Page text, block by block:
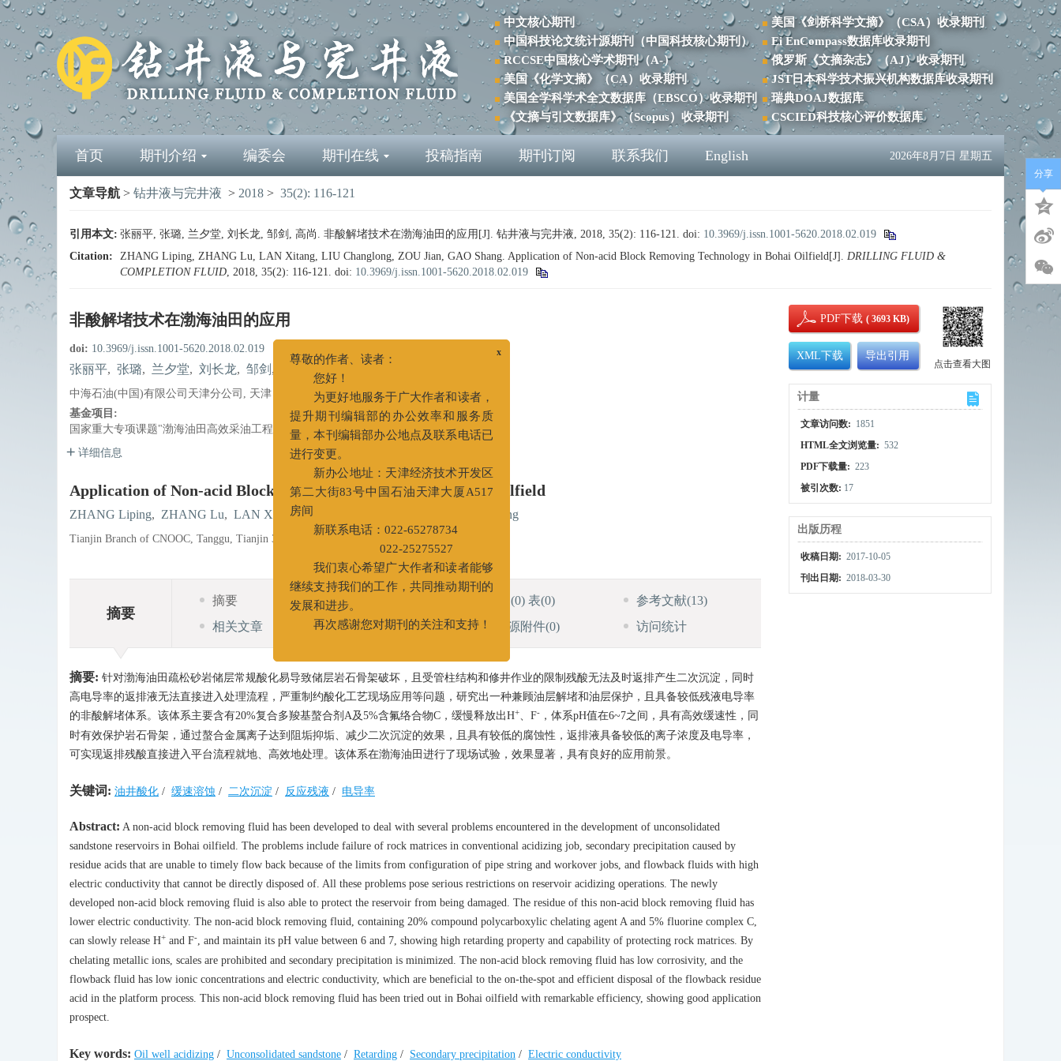
中文核心期刊
中国科技论文统计源期刊（中国科技核心期刊）
RCCSE中国核心学术期刊（A-）
美国《化学文摘》（CA）收录期刊
美国全学科学术全文数据库（EBSCO）收录期刊
《文摘与引文数据库》（Scopus）收录期刊
美国《剑桥科学文摘》（CSA）收录期刊
Ei EnCompass数据库收录期刊
俄罗斯《文摘杂志》（AJ）收录期刊
JST日本科学技术振兴机构数据库收录期刊
瑞典DOAJ数据库
CSCIED科技核心评价数据库
首页 期刊介绍 编委会 期刊在线 投稿指南 期刊订阅 联系我们 English 2026年8月7日 星期五
文章导航 > 钻井液与完井液 > 2018 > 35(2): 116-121
引用本文: 张丽平, 张璐, 兰夕堂, 刘长龙, 邹剑, 高尚. 非酸解堵技术在渤海油田的应用[J]. 钻井液与完井液, 2018, 35(2): 116-121. doi: 10.3969/j.issn.1001-5620.2018.02.019
Citation:
ZHANG Liping, ZHANG Lu, LAN Xitang, LIU Changlong, ZOU Jian, GAO Shang. Application of Non-acid Block Removing Technology in Bohai Oilfield[J]. DRILLING FLUID &
COMPLETION FLUID, 2018, 35(2): 116-121. doi: 10.3969/j.issn.1001-5620.2018.02.019
非酸解堵技术在渤海油田的应用
doi: 10.3969/j.issn.1001-5620.2018.02.019
张丽平, 张璐, 兰夕堂, 刘长龙, 邹剑 , 高尚
中海石油(中国)有限公司天津分公司, 天津 300452
基金项目:
国家重大专项课题"渤海油田高效采油工程及配套技术示范"（2016ZX05058003）。
详细信息
Application of Non-acid Block Removing Technology in Bohai Oilfield
ZHANG Liping, ZHANG Lu, LAN Xitang, LIU Changlong GAO Shang
Tianjin Branch of CNOOC, Tanggu, Tianjin 300452
摘要
摘要 (0) 表(0) 参考文献(13)
相关文章
施引文献(17) 资源附件(0) 访问统计
摘要: 针对渤海油田疏松砂岩储层常规酸化易导致储层岩石骨架破坏，且受管柱结构和修井作业的限制残酸无法及时返排产生二次沉淀，同时
高电导率的返排液无法直接进入处理流程，严重制约酸化工艺现场应用等问题，研究出一种兼顾油层解堵和油层保护，且具备较低残液电导率
的非酸解堵体系。该体系主要含有20%复合多羧基螯合剂A及5%含氟络合物C，缓慢释放出H+、F- ，体系pH值在6~7之间，具有高效缓速性，同
时有效保护岩石骨架，通过螯合金属离子达到阻垢抑垢、减少二次沉淀的效果，且具有较低的腐蚀性，返排液具备较低的离子浓度及电导率，
可实现返排残酸直接进入平台流程就地、高效地处理。该体系在渤海油田进行了现场试验，效果显著，具有良好的应用前景。
关键词: 油井酸化 / 缓速溶蚀 / 二次沉淀 / 反应残液 / 电导率
Abstract: A non-acid block removing fluid has been developed to deal with several problems encountered in the development of unconsolidated
sandstone reservoirs in Bohai oilfield. The problems include failure of rock matrices in conventional acidizing job, secondary precipitation caused by
residue acids that are unable to timely flow back because of the limits from configuration of pipe string and workover jobs, and flowback fluids with high
electric conductivity that cannot be directly disposed of. All these problems pose serious restrictions on reservoir acidizing operations. The newly
developed non-acid block removing fluid is also able to protect the reservoir from being damaged. The residue of this non-acid block removing fluid has
lower electric conductivity. The non-acid block removing fluid, containing 20% compound polycarboxylic chelating agent A and 5% fluorine complex C,
can slowly release H+ and F-, and maintain its pH value between 6 and 7, showing high retarding property and capability of protecting rock matrices. By
chelating metallic ions, scales are prohibited and secondary precipitation is minimized. The non-acid block removing fluid has low corrosivity, and the
flowback fluid has low ionic concentrations and electric conductivity, which are beneficial to the on-the-spot and efficient disposal of the flowback residue
acid in the platform process. This non-acid block removing fluid has been tried out in Bohai oilfield with remarkable efficiency, showing good application
prospect.
Key words: Oil well acidizing / Unconsolidated sandstone / Retarding / Secondary precipitation / Electric conductivity
PDF下载( 3693 KB)
XML下载 导出引用
点击查看大图
计量
文章访问数: 1851
HTML全文浏览量: 532
PDF下载量: 223
被引次数: 17
出版历程
收稿日期: 2017-10-05
刊出日期: 2018-03-30
分享
尊敬的作者、读者：
您好！
为更好地服务于广大作者和读者，
提升期刊编辑部的办公效率和服务质
量，本刊编辑部办公地点及联系电话已
进行变更。
新办公地址：天津经济技术开发区
第二大街83号中国石油天津大厦A517
新联系电话：022-65278734
022-25275527
我们衷心希望广大作者和读者能够
继续支持我们的工作，共同推动期刊的
发展和进步。